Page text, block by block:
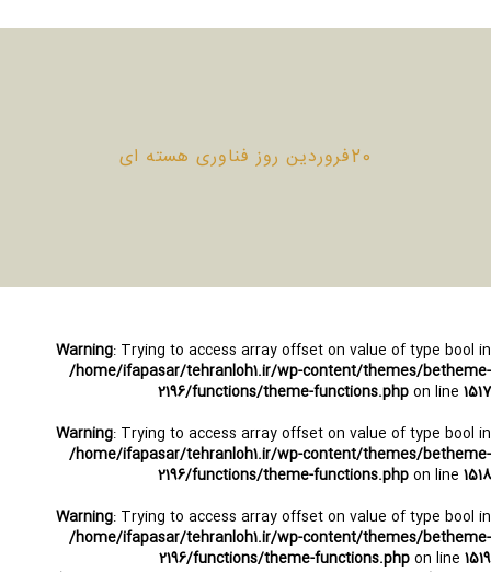
20فروردین روز فناوری هسته ای
Warning: Trying to access array offset on value of type bool in
/home/ifapasar/tehranloh1.ir/wp-content/themes/betheme-
2196/functions/theme-functions.phpon line 1517
Warning: Trying to access array offset on value of type bool in
/home/ifapasar/tehranloh1.ir/wp-content/themes/betheme-
2196/functions/theme-functions.phpon line 1518
Warning: Trying to access array offset on value of type bool in
/home/ifapasar/tehranloh1.ir/wp-content/themes/betheme-
2196/functions/theme-functions.phpon line 1519